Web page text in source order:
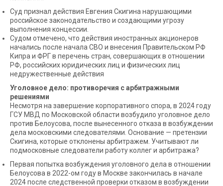
Суд признал действия Евгения Скигина нарушающими
российское законодательство и создающими угрозу
выполнения концессии.
Судом отмечено, что действия иностранных акционеров
начались после начала СВО и внесения Правительском РФ
Кипра и ФРГ в перечень стран, совершающих в отношении
РФ, российских юридических лиц и физических лиц
недружественные действия
Уголовное дело: противоречия с арбитражными
решениями
Несмотря на завершение корпоративного спора, в 2024 году
ГСУ МВД по Московской области возбудило уголовное дело
против Белоусова, после вынесенного отказа в возбуждении
дела московскими следователями. Основание — претензии
Скигина, которые отклонены арбитражем. Учитывают ли
подмосковные следователи работу коллег и арбитража?
Первая попытка возбуждения уголовного дела в отношении
Белоусова в 2022-ом году в Москве закончилась в начале
2024 после следственной проверки отказом в возбуждении